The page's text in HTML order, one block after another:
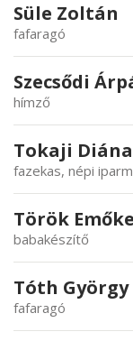
Süle Zoltán
fafaragó
Szecsődi
hímző
Tokaji Diána
fazekas, népi
Török Emőke
babakészítő
Tóth György
fafaragó